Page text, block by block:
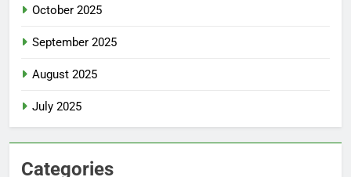
October 2025
September 2025
August 2025
July 2025
Categories